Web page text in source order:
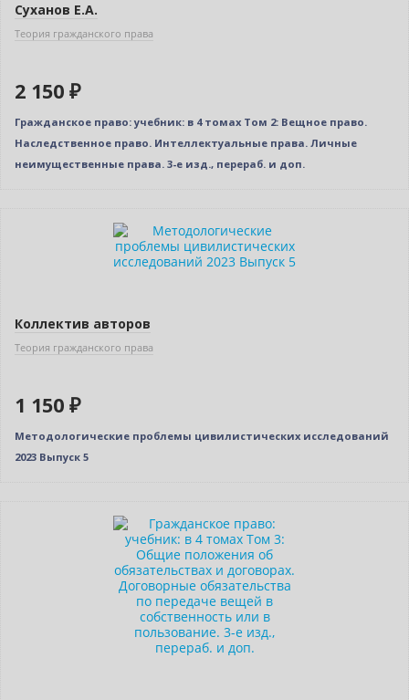
Суханов Е.А.
Теория гражданского права
2 150 ₽
Гражданское право: учебник: в 4 томах Том 2: Вещное право.
Наследственное право. Интеллектуальные права. Личные
неимущественные права. 3-е изд., перераб. и доп.
Коллектив авторов
Теория гражданского права
1 150 ₽
Методологические проблемы цивилистических исследований
2023 Выпуск 5